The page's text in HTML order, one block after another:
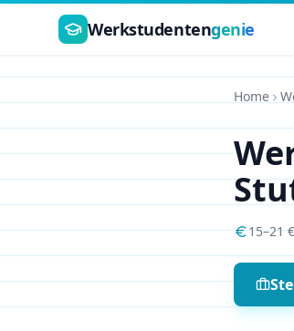
Zum Hauptinhalt springen
Werkstudentengenie
Home
15–21